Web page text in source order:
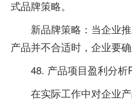
式品牌策略。
新品牌策略：当企业推
产品并不合适时，企业要确
48. 产品项目盈利分析
在实际工作中对企业产